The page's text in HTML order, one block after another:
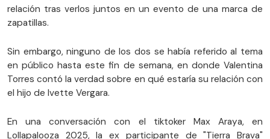
relación tras verlos juntos en un evento de una marca de
zapatillas.
Sin embargo, ninguno de los dos se había referido al tema
en público hasta este fin de semana, en donde Valentina
Torres contó la verdad sobre en qué estaría su relación con
el hijo de Ivette Vergara.
En una conversación con el tiktoker Max Araya, en
Lollapalooza 2025, la ex participante de "Tierra Brava"